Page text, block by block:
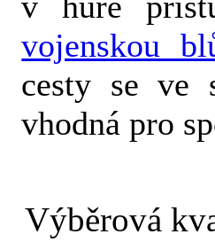
vojenskou
cesty se ve
vhodná pro
Výběrová